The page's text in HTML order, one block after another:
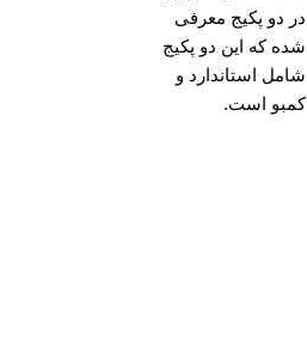
در دو پکیج معرفی
شده که این دو پکیج
شامل استاندارد و
کمبو است.